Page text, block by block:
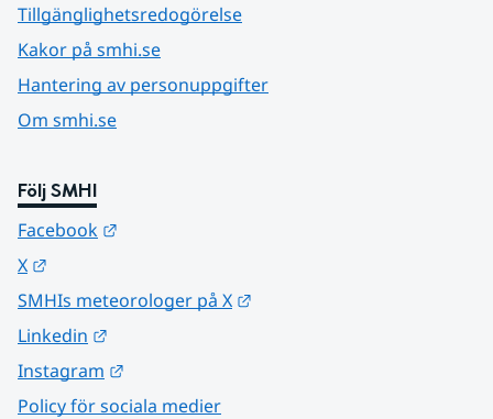
Tillgänglighetsredogörelse
Kakor på smhi.se
Hantering av personuppgifter
Om smhi.se
Följ SMHI
Facebook
X
SMHIs meteorologer på X
Linkedin
Instagram
Policy för sociala medier